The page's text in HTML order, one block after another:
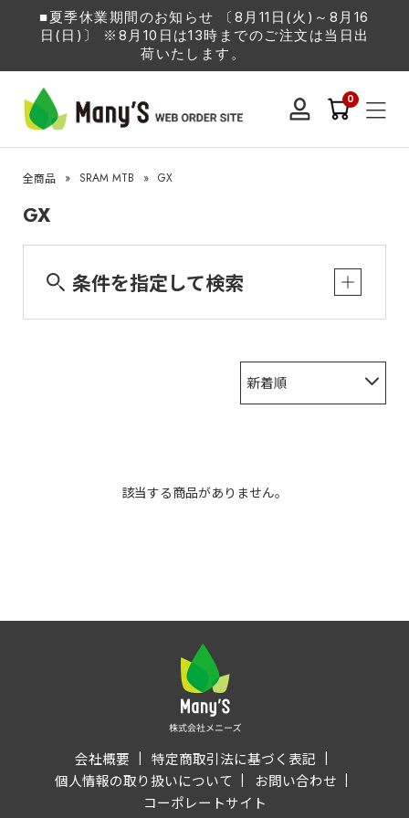
■夏季休業期間のお知らせ 〔8月11日(火)～8月16
日(日)〕 ※8月10日は13時までのご注文は当日出
荷いたします。
0
全商品 » SRAM MTB » GX
GX
条件を指定して検索
新着順
該当する商品がありません。
会社概要
特定商取引法に基づく表記
個人情報の取り扱いについて
お問い合わせ
コーポレートサイト